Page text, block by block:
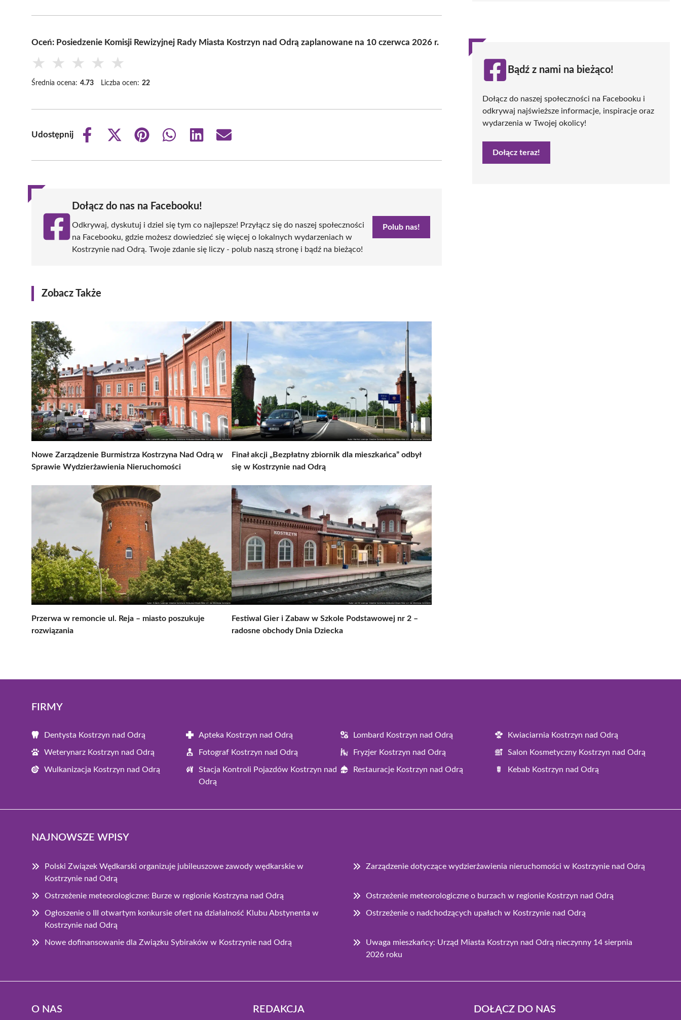
Oceń: Posiedzenie Komisji Rewizyjnej Rady Miasta Kostrzyn nad Odrą zaplanowane na 10 czerwca 2026 r.
★ ★ ★ ★ ★
Średnia ocena: 4.73 Liczba ocen: 22
Udostępnij
Share
Share
(Twitter)
Share
Share
Share
Share
Dołącz do nas na Facebooku!
Odkrywaj, dyskutuj i dziel się tym co najlepsze! Przyłącz się do naszej społeczności
na Facebooku, gdzie możesz dowiedzieć się więcej o lokalnych wydarzeniach w
Kostrzynie nad Odrą. Twoje zdanie się liczy - polub naszą stronę i bądź na bieżąco!
Polub nas!
Zobacz Także
Nowe Zarządzenie Burmistrza Kostrzyna Nad Odrą w
Sprawie Wydzierżawienia Nieruchomości
Finał akcji „Bezpłatny zbiornik dla mieszkańca” odbył
się w Kostrzynie nad Odrą
Przerwa w remoncie ul. Reja – miasto poszukuje
rozwiązania
Festiwal Gier i Zabaw w Szkole Podstawowej nr 2 –
radosne obchody Dnia Dziecka
Bądź z nami na bieżąco!
Dołącz do naszej społeczności na Facebooku i
odkrywaj najświeższe informacje, inspiracje oraz
wydarzenia w Twojej okolicy!
Dołącz teraz!
FIRMY
Dentysta Kostrzyn nad Odrą Apteka Kostrzyn nad Odrą Lombard Kostrzyn nad Odrą Kwiaciarnia Kostrzyn nad Odrą
Weterynarz Kostrzyn nad Odrą Fotograf Kostrzyn nad Odrą Fryzjer Kostrzyn nad Odrą Salon Kosmetyczny Kostrzyn nad Odrą
Wulkanizacja Kostrzyn nad Odrą
Stacja Kontroli Pojazdów Kostrzyn nad
Odrą
Restauracje Kostrzyn nad Odrą Kebab Kostrzyn nad Odrą
NAJNOWSZE WPISY
Polski Związek Wędkarski organizuje jubileuszowe zawody wędkarskie w
Kostrzynie nad Odrą
Zarządzenie dotyczące wydzierżawienia nieruchomości w Kostrzynie nad Odrą
Ostrzeżenie meteorologiczne: Burze w regionie Kostrzyna nad Odrą Ostrzeżenie meteorologiczne o burzach w regionie Kostrzyn nad Odrą
Ogłoszenie o III otwartym konkursie ofert na działalność Klubu Abstynenta w
Kostrzynie nad Odrą
Ostrzeżenie o nadchodzących upałach w Kostrzynie nad Odrą
Nowe dofinansowanie dla Związku Sybiraków w Kostrzynie nad Odrą
Uwaga mieszkańcy: Urząd Miasta Kostrzyn nad Odrą nieczynny 14 sierpnia
2026 roku
O NAS REDAKCJA DOŁĄCZ DO NAS